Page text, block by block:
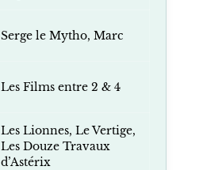
Serge le Mytho, Marc
Les Films entre 2 & 4
Les Lionnes, Le Vertige,
Les Douze Travaux
d’Astérix